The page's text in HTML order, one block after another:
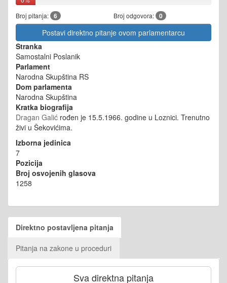
Broj pitanja: 6 Broj odgovora: 0
Postavi direktno pitanje ovom parlamentarcu
Stranka
Samostalni Poslanik
Parlament
Narodna Skupština RS
Dom parlamenta
Narodna Skupština
Kratka biografija
Dragan Galić rođen je 15.5.1966. godine u Loznici. Trenutno
živi u Šekovićima.
Izborna jedinica
7
Pozicija
Broj osvojenih glasova
1258
Direktno postavljena pitanja
Pitanja na zakone u proceduri
Sva direktna pitanja